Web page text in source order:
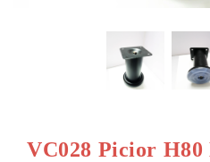
VC028 Picior H80